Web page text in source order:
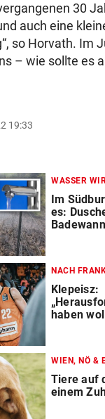
30
auch eine
so Horvath. Im
– wie sollte es
19:33
WASSER
Im
es:
NACH
Klepeisz:
haben
WIEN, NÖ &
Tiere auf
einem